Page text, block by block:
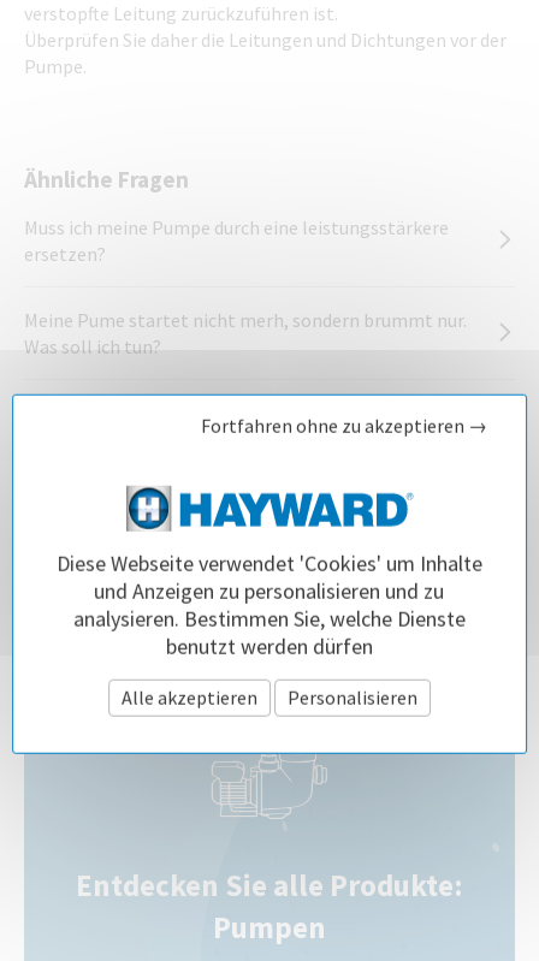
verstopfte Leitung zurückzuführen ist.
Überprüfen Sie daher die Leitungen und Dichtungen vor der
Pumpe.
Ähnliche Fragen
Muss ich meine Pumpe durch eine leistungsstärkere
ersetzen?
Meine Pume startet nicht merh, sondern brummt nur.
Was soll ich tun?
Ich habe einen Wasseraustritt unter meiner Pumpe
entdeckt. Was ist zu tun?
Welche Poolpumpe ist die richtige Wahl?
Welcher Salzgehalt wird für einem mit Salzelektrolyse
aufbereiteten Pool empfohlen?
Entdecken Sie alle Produkte:
Pumpen
Diese Webseite verwendet 'Cookies' um Inhalte
und Anzeigen zu personalisieren und zu
analysieren. Bestimmen Sie, welche Dienste
benutzt werden dürfen
Alle akzeptieren
Fortfahren ohne zu akzeptieren →
Personalisieren